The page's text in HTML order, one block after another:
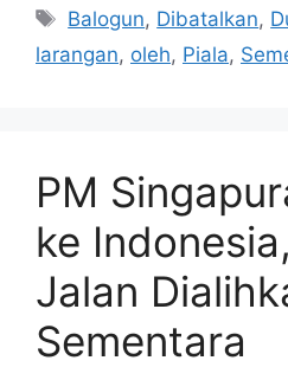
Tag
Balogun, Dibatalkan,
larangan, oleh, Piala,
PM
ke
Jalan
Sementara